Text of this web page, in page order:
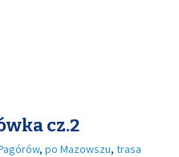
cz.2
, po Mazowszu, trasa